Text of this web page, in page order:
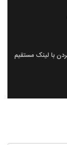
با لینک مستقیم